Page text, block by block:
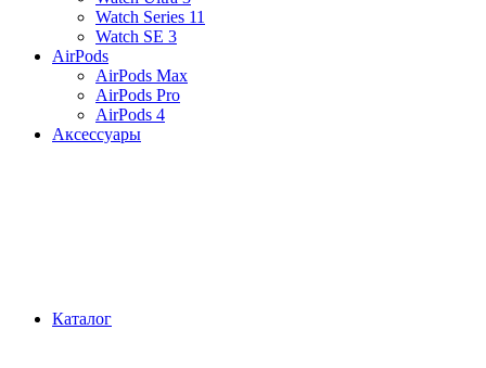
Watch Series 11
Watch SE 3
AirPods
AirPods Max
AirPods Pro
AirPods 4
Аксессуары
Каталог